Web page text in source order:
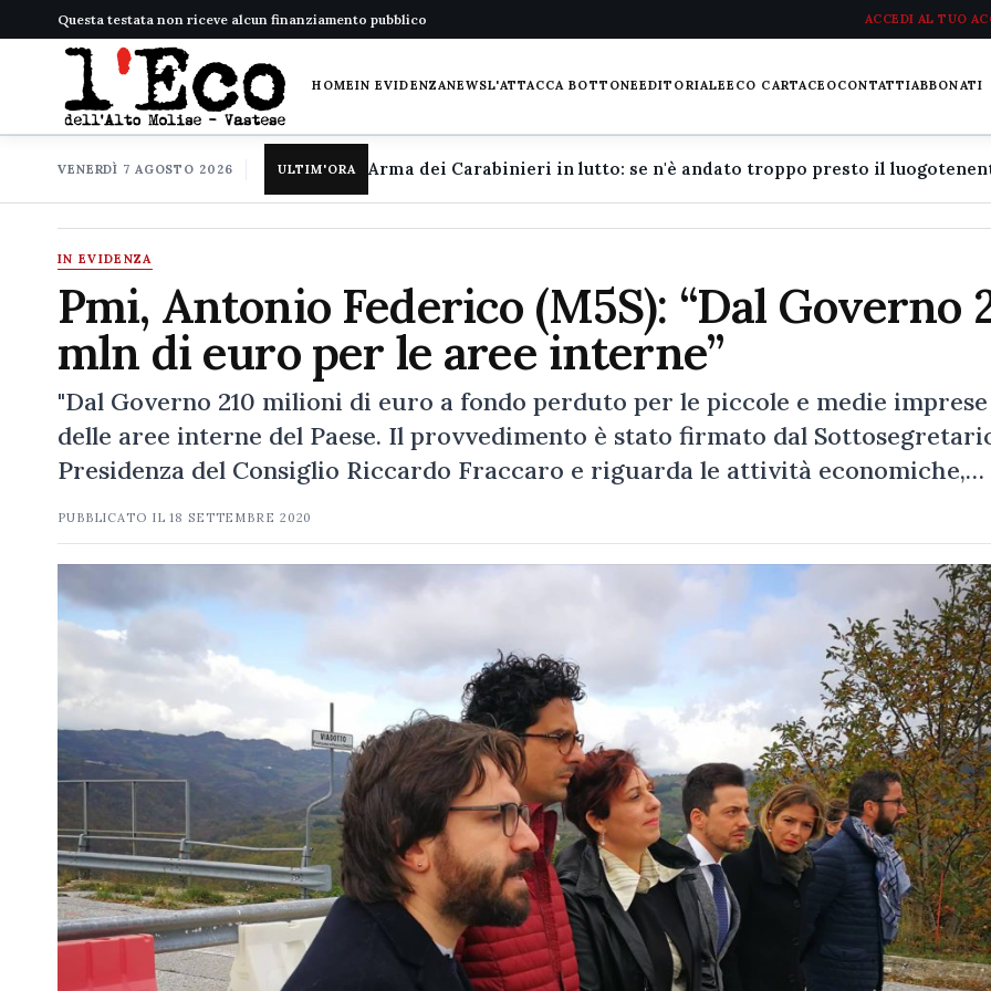
Questa testata non riceve alcun finanziamento pubblico ACCEDI AL TUO
HOMEIN EVIDENZANEWSL'ATTACCA BOTTONEEDITORIALEECO CARTACEOCONTATTIABBONATI
VENERDÌ 7 AGOSTO 2026 ULTIM'ORA
IN EVIDENZA
Pmi, Antonio Federico (M5S): “Dal Governo
mln di euro per le aree interne”
"Dal Governo 210 milioni di euro a fondo perduto per le piccole e medie imprese
delle aree interne del Paese. Il provvedimento è stato firmato dal
Presidenza del Consiglio Riccardo Fraccaro e riguarda le attività economiche,…
PUBBLICATO IL18 SETTEMBRE 2020